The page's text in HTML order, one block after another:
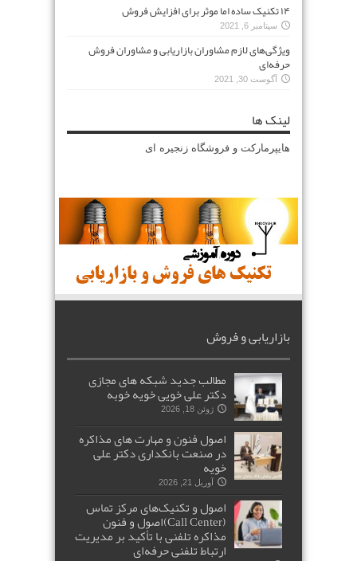
۱۴ تکنیک ساده اما موثر برای افزایش فروش
سپتامبر 6, 2021
ویژگی‌های لازم مشاوران بازاریابی و مشاوران فروش
حرفه‌ای
آگوست 30, 2021
لینک ها
هایپرمارکت و فروشگاه زنجیره ای
بازاریابی و فروش
مطالب جدید شبکه های مجازی
دکتر علی خویی خویه خوبه
ژوئن 18, 2026
اصول فنون و مهارت های مذاکره
در صنعت بانکداری دکتر علی
خویه
آوریل 21, 2026
اصول و تکنیک‌های مرکز تماس
(Call Center)اصول و فنون
مذاکره تلفنی با تأکید بر مدیریت
ارتباط تلفنی حرفه‌ای